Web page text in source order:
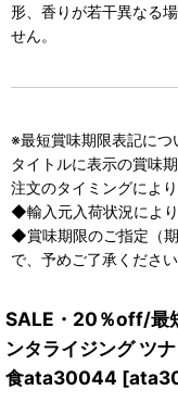
形、香りが若干異なる
せん。
※最短賞味期限表記につ
タイトルに表示の賞味
注文のタイミングによ
◆輸入元入荷状況により
◆賞味期限のご指定（
で、予めご了承ください
SALE・20％off/最
ンタライジング ツ
食ata30044 [